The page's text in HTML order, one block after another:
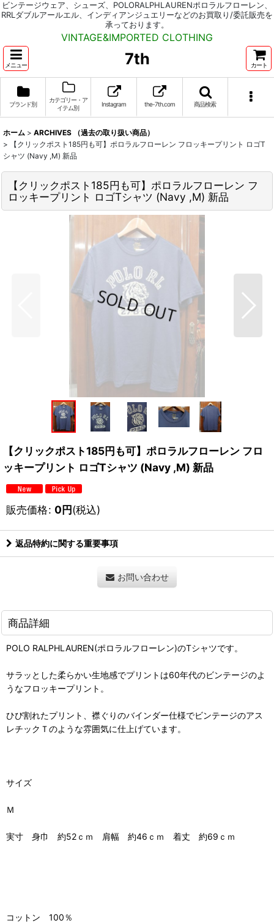
ビンテージウェア、シューズ、POLORALPHLAURENポロラルフローレン、
RRLダブルアールエル、インディアンジュエリーなどのお買取り/委託販売を
承っております。
VINTAGE&IMPORTED CLOTHING
メニュー 7th カート
ブランド別
カテゴリー・ア
イテム別
Instagram the-7th.com 商品検索
ホーム > ARCHIVES （過去の取り扱い商品）
>
【クリックポスト185円も可】ポロラルフローレン フロッキープリント ロゴT
シャツ (Navy ,M) 新品
【クリックポスト185円も可】ポロラルフローレン フ
ロッキープリント ロゴTシャツ (Navy ,M) 新品
【クリックポスト185円も可】ポロラルフローレン フロ
ッキープリント ロゴTシャツ (Navy ,M) 新品
販売価格: 0円(税込)
返品特約に関する重要事項
お問い合わせ
商品詳細
POLO RALPHLAUREN(ポロラルフローレン)のTシャツです。
サラッとした柔らかい生地感でプリントは60年代のビンテージのよ
うなフロッキープリント。
ひび割れたプリント、襟ぐりのバインダー仕様でビンテージのアス
レチックＴのような雰囲気に仕上げています。
サイズ
Ｍ
実寸 身巾 約52ｃｍ 肩幅 約46ｃｍ 着丈 約69ｃｍ
コットン 100％